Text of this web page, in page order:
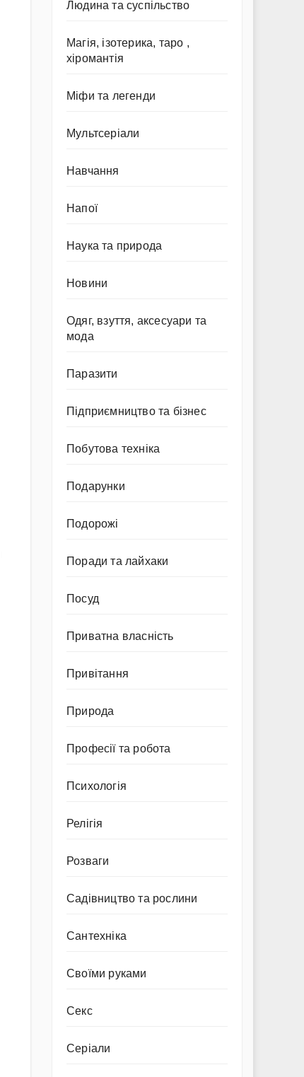
Людина та суспільство
Магія, ізотерика, таро ,
хіромантія
Міфи та легенди
Мультсеріали
Навчання
Напої
Наука та природа
Новини
Одяг, взуття, аксесуари та
мода
Паразити
Підприємництво та бізнес
Побутова техніка
Подарунки
Подорожі
Поради та лайхаки
Посуд
Приватна власність
Привітання
Природа
Професії та робота
Психологія
Релігія
Розваги
Садівництво та рослини
Сантехніка
Своїми руками
Секс
Серіали